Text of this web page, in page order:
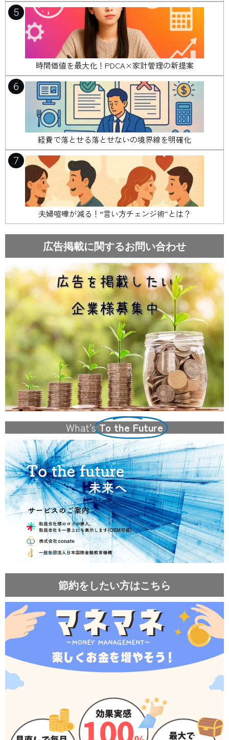
5
時間価値を最大化！PDCA×家計管理の新提案
6
経費で落とせる落とせないの境界線を明確化
7
夫婦喧嘩が減る！“言い方チェンジ術”とは？
広告掲載に関するお問い合わせ
What's To the Future
節約をしたい方はこちら